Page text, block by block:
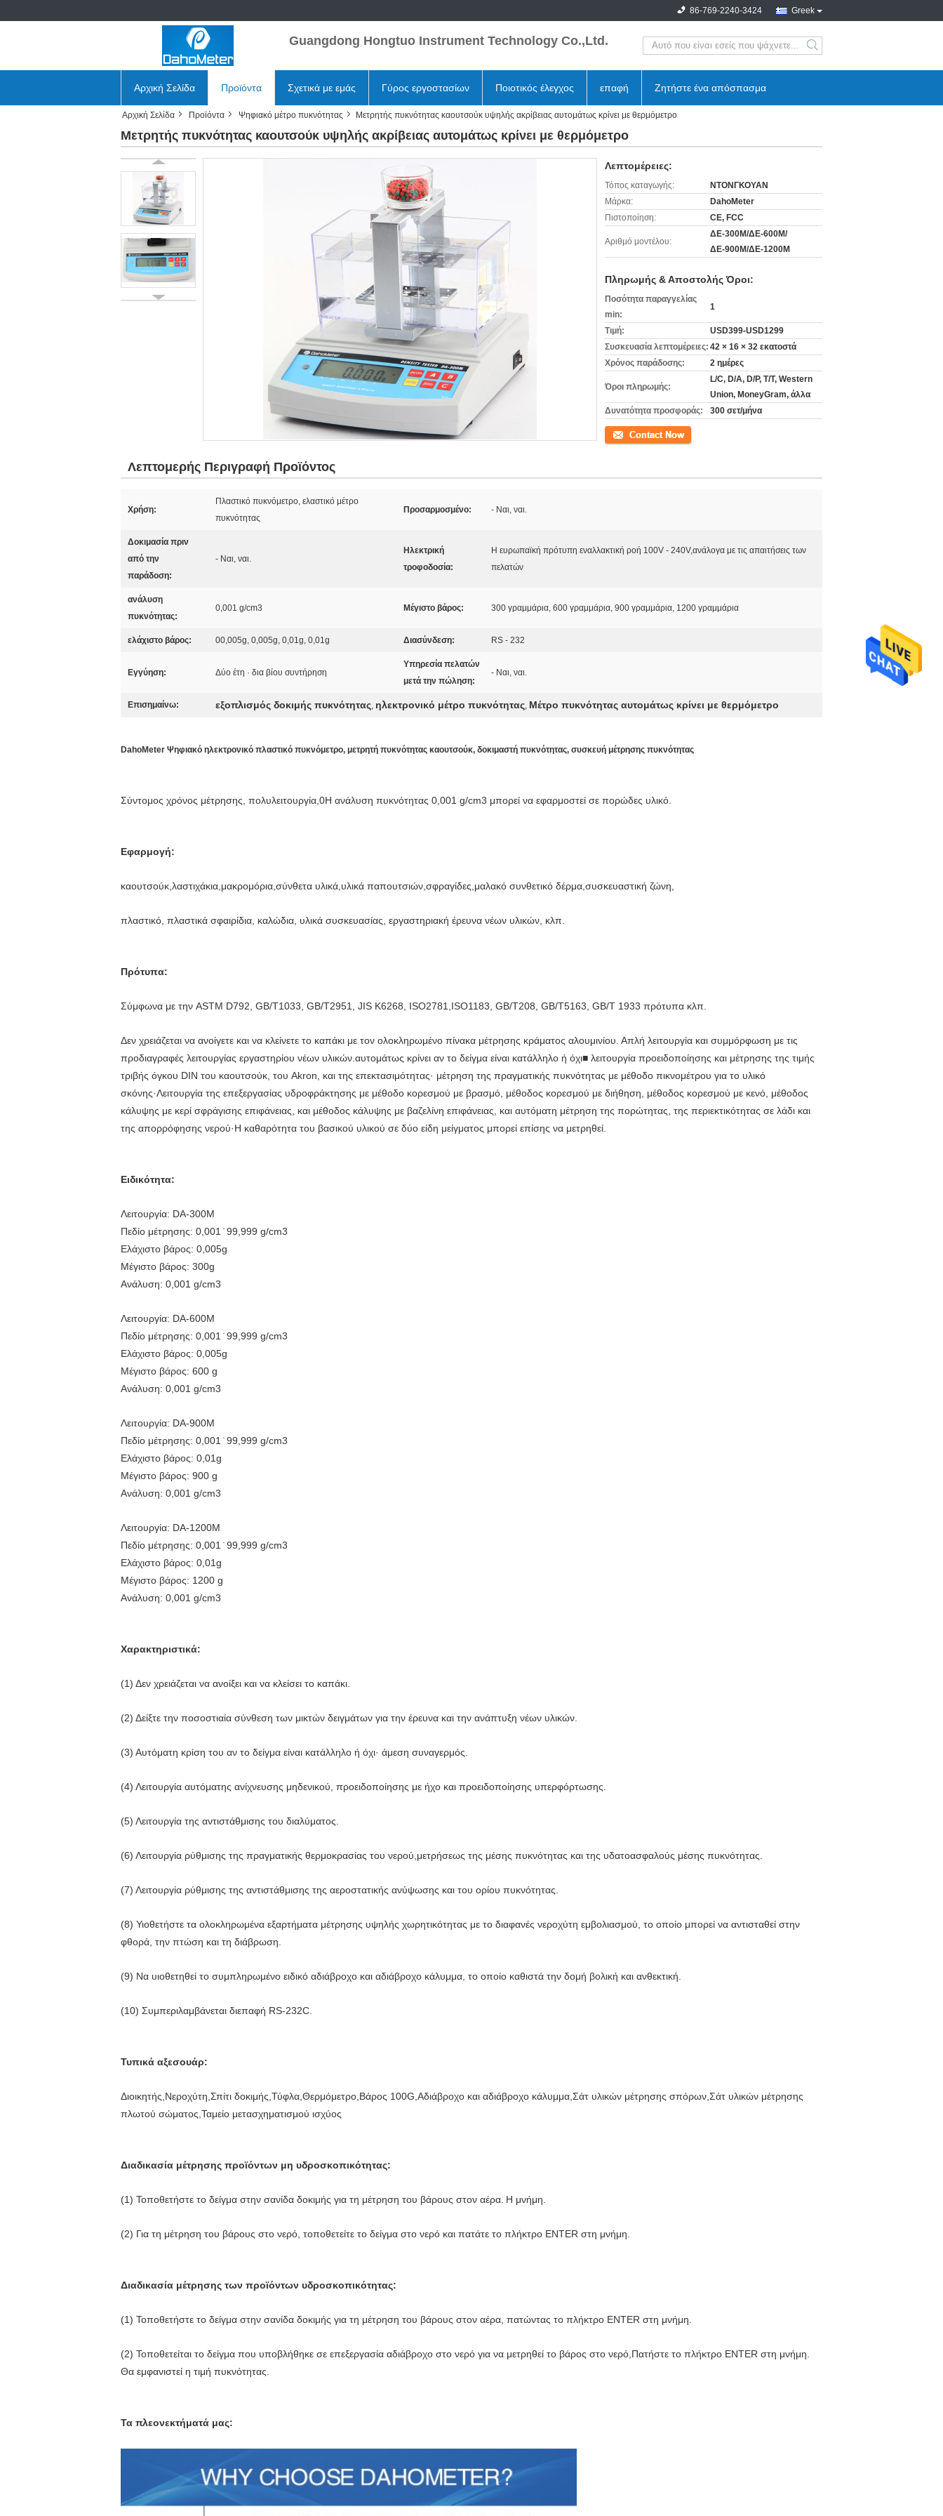
Greek
86-769-2240-3424
Guangdong Hongtuo Instrument Technology Co.,Ltd.
search
Αρχική Σελίδα Προϊόντα Σχετικά με εμάς Γύρος εργοστασίων Ποιοτικός έλεγχος επαφή Ζητήστε ένα απόσπασμα
Αρχική Σελίδα Προϊόντα Ψηφιακό μέτρο πυκνότητας Μετρητής πυκνότητας καουτσούκ υψηλής ακρίβειας αυτομάτως κρίνει με θερμόμετρο
Μετρητής πυκνότητας καουτσούκ υψηλής ακρίβειας αυτομάτως κρίνει με θερμόμετρο
Λεπτομέρειες:
Τόπος καταγωγής:
ΝΤΟΝΓΚΟΥΑΝ
Μάρκα:
DahoMeter
Πιστοποίηση:
CE, FCC
Αριθμό μοντέλου:
ΔΕ-300Μ/ΔΕ-600Μ/
ΔΕ-900Μ/ΔΕ-1200Μ
Πληρωμής & Αποστολής Όροι:
Ποσότητα παραγγελίας
min:
1
Τιμή:
USD399-USD1299
Συσκευασία λεπτομέρειες: 42 × 16 × 32 εκατοστά
Χρόνος παράδοσης:
2 ημέρες
Όροι πληρωμής:
L/C, D/A, D/P, T/T, Western
Union, MoneyGram, άλλα
Δυνατότητα προσφοράς:
300 σετ/μήνα
Επικοινωνία
Λεπτομερής Περιγραφή Προϊόντος
Χρήση:
Πλαστικό πυκνόμετρο, ελαστικό μέτρο
πυκνότητας
Προσαρμοσμένο: - Ναι, ναι.
Δοκιμασία πριν
από την
παράδοση:
- Ναι, ναι.
Ηλεκτρική
τροφοδοσία:
Η ευρωπαϊκή πρότυπη εναλλακτική ροή 100V - 240V,ανάλογα με τις απαιτήσεις των
πελατών
ανάλυση
πυκνότητας:
0,001 g/cm3 Μέγιστο βάρος: 300 γραμμάρια, 600 γραμμάρια, 900 γραμμάρια, 1200 γραμμάρια
ελάχιστο βάρος: 00,005g, 0,005g, 0,01g, 0,01g Διασύνδεση: RS - 232
Εγγύηση: Δύο έτη · δια βίου συντήρηση
Υπηρεσία πελατών
μετά την πώληση:
- Ναι, ναι.
Επισημαίνω: εξοπλισμός δοκιμής πυκνότητας, ηλεκτρονικό μέτρο πυκνότητας, Μέτρο πυκνότητας αυτομάτως κρίνει με θερμόμετρο
DahoMeter Ψηφιακό ηλεκτρονικό πλαστικό πυκνόμετρο, μετρητή πυκνότητας καουτσούκ, δοκιμαστή πυκνότητας, συσκευή μέτρησης πυκνότητας
Σύντομος χρόνος μέτρησης, πολυλειτουργία,0Η ανάλυση πυκνότητας 0,001 g/cm3 μπορεί να εφαρμοστεί σε πορώδες υλικό.
Εφαρμογή:
καουτσούκ,λαστιχάκια,μακρομόρια,σύνθετα υλικά,υλικά παπουτσιών,σφραγίδες,μαλακό συνθετικό δέρμα,συσκευαστική ζώνη,
πλαστικό, πλαστικά σφαιρίδια, καλώδια, υλικά συσκευασίας, εργαστηριακή έρευνα νέων υλικών, κλπ.
Πρότυπα:
Σύμφωνα με την ASTM D792, GB/T1033, GB/T2951, JIS K6268, ISO2781,ISO1183, GB/T208, GB/T5163, GB/T 1933 πρότυπα κλπ.
Δεν χρειάζεται να ανοίγετε και να κλείνετε το καπάκι με τον ολοκληρωμένο πίνακα μέτρησης κράματος αλουμινίου. Απλή λειτουργία και συμμόρφωση με τις
προδιαγραφές λειτουργίας εργαστηρίου νέων υλικών.αυτομάτως κρίνει αν το δείγμα είναι κατάλληλο ή όχι■ λειτουργία προειδοποίησης και μέτρησης της τιμής
τριβής όγκου DIN του καουτσούκ, του Akron, και της επεκτασιμότητας· μέτρηση της πραγματικής πυκνότητας με μέθοδο πικνομέτρου για το υλικό
σκόνης·Λειτουργία της επεξεργασίας υδροφράκτησης με μέθοδο κορεσμού με βρασμό, μέθοδος κορεσμού με διήθηση, μέθοδος κορεσμού με κενό, μέθοδος
κάλυψης με κερί σφράγισης επιφάνειας, και μέθοδος κάλυψης με βαζελίνη επιφάνειας, και αυτόματη μέτρηση της πορώτητας, της περιεκτικότητας σε λάδι και
της απορρόφησης νερού·Η καθαρότητα του βασικού υλικού σε δύο είδη μείγματος μπορεί επίσης να μετρηθεί.
Ειδικότητα:
Λειτουργία: DA-300M
Πεδίο μέτρησης: 0,001 ̇ 99,999 g/cm3
Ελάχιστο βάρος: 0,005g
Μέγιστο βάρος: 300g
Ανάλυση: 0,001 g/cm3
Λειτουργία: DA-600M
Πεδίο μέτρησης: 0,001 ̇ 99,999 g/cm3
Ελάχιστο βάρος: 0,005g
Μέγιστο βάρος: 600 g
Ανάλυση: 0,001 g/cm3
Λειτουργία: DA-900M
Πεδίο μέτρησης: 0,001 ̇ 99,999 g/cm3
Ελάχιστο βάρος: 0,01g
Μέγιστο βάρος: 900 g
Ανάλυση: 0,001 g/cm3
Λειτουργία: DA-1200M
Πεδίο μέτρησης: 0,001 ̇ 99,999 g/cm3
Ελάχιστο βάρος: 0,01g
Μέγιστο βάρος: 1200 g
Ανάλυση: 0,001 g/cm3
Χαρακτηριστικά:
(1) Δεν χρειάζεται να ανοίξει και να κλείσει το καπάκι.
(2) Δείξτε την ποσοστιαία σύνθεση των μικτών δειγμάτων για την έρευνα και την ανάπτυξη νέων υλικών.
(3) Αυτόματη κρίση του αν το δείγμα είναι κατάλληλο ή όχι· άμεση συναγερμός.
(4) Λειτουργία αυτόματης ανίχνευσης μηδενικού, προειδοποίησης με ήχο και προειδοποίησης υπερφόρτωσης.
(5) Λειτουργία της αντιστάθμισης του διαλύματος.
(6) Λειτουργία ρύθμισης της πραγματικής θερμοκρασίας του νερού,μετρήσεως της μέσης πυκνότητας και της υδατοασφαλούς μέσης πυκνότητας.
(7) Λειτουργία ρύθμισης της αντιστάθμισης της αεροστατικής ανύψωσης και του ορίου πυκνότητας.
(8) Υιοθετήστε τα ολοκληρωμένα εξαρτήματα μέτρησης υψηλής χωρητικότητας με το διαφανές νεροχύτη εμβολιασμού, το οποίο μπορεί να αντισταθεί στην
φθορά, την πτώση και τη διάβρωση.
(9) Να υιοθετηθεί το συμπληρωμένο ειδικό αδιάβροχο και αδιάβροχο κάλυμμα, το οποίο καθιστά την δομή βολική και ανθεκτική.
(10) Συμπεριλαμβάνεται διεπαφή RS-232C.
Τυπικά αξεσουάρ:
Διοικητής,Νεροχύτη,Σπίτι δοκιμής,Τύφλα,Θερμόμετρο,Βάρος 100G,Αδιάβροχο και αδιάβροχο κάλυμμα,Σάτ υλικών μέτρησης σπόρων,Σάτ υλικών μέτρησης
πλωτού σώματος,Ταμείο μετασχηματισμού ισχύος
Διαδικασία μέτρησης προϊόντων μη υδροσκοπικότητας:
(1) Τοποθετήστε το δείγμα στην σανίδα δοκιμής για τη μέτρηση του βάρους στον αέρα. Η μνήμη.
(2) Για τη μέτρηση του βάρους στο νερό, τοποθετείτε το δείγμα στο νερό και πατάτε το πλήκτρο ENTER στη μνήμη.
Διαδικασία μέτρησης των προϊόντων υδροσκοπικότητας:
(1) Τοποθετήστε το δείγμα στην σανίδα δοκιμής για τη μέτρηση του βάρους στον αέρα, πατώντας το πλήκτρο ENTER στη μνήμη.
(2) Τοποθετείται το δείγμα που υποβλήθηκε σε επεξεργασία αδιάβροχο στο νερό για να μετρηθεί το βάρος στο νερό, Πατήστε το πλήκτρο ENTER στη μνήμη.
Θα εμφανιστεί η τιμή πυκνότητας.
Τα πλεονεκτήματά μας: